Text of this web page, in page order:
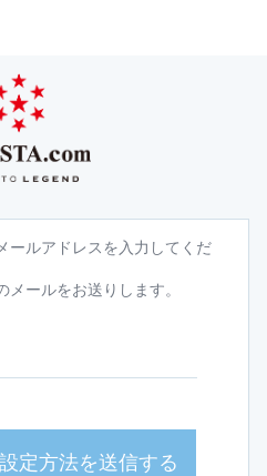
ールアドレスを入力してくだ
ールをお送りします。
定方法を送信する